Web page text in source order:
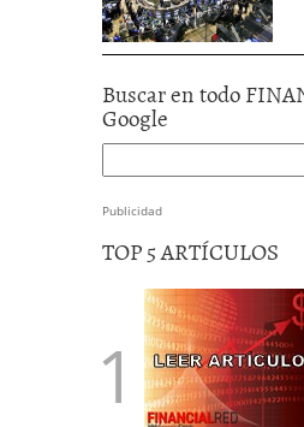
Buscar en todo
Google
Publicidad
TOP 5 ARTÍCULOS